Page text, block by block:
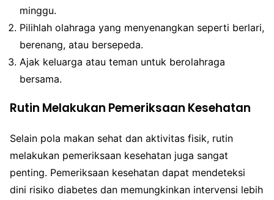
minggu.
Pilihlah olahraga yang menyenangkan seperti berlari,
berenang, atau bersepeda.
Ajak keluarga atau teman untuk berolahraga
bersama.
Rutin Melakukan Pemeriksaan Kesehatan
Selain pola makan sehat dan aktivitas fisik, rutin
melakukan pemeriksaan kesehatan juga sangat
penting. Pemeriksaan kesehatan dapat mendeteksi
dini risiko diabetes dan memungkinkan intervensi lebih